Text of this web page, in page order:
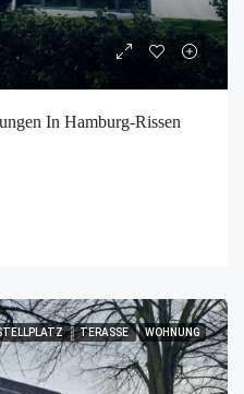
In Hamburg-Rissen
TERASSE WOHNUNG